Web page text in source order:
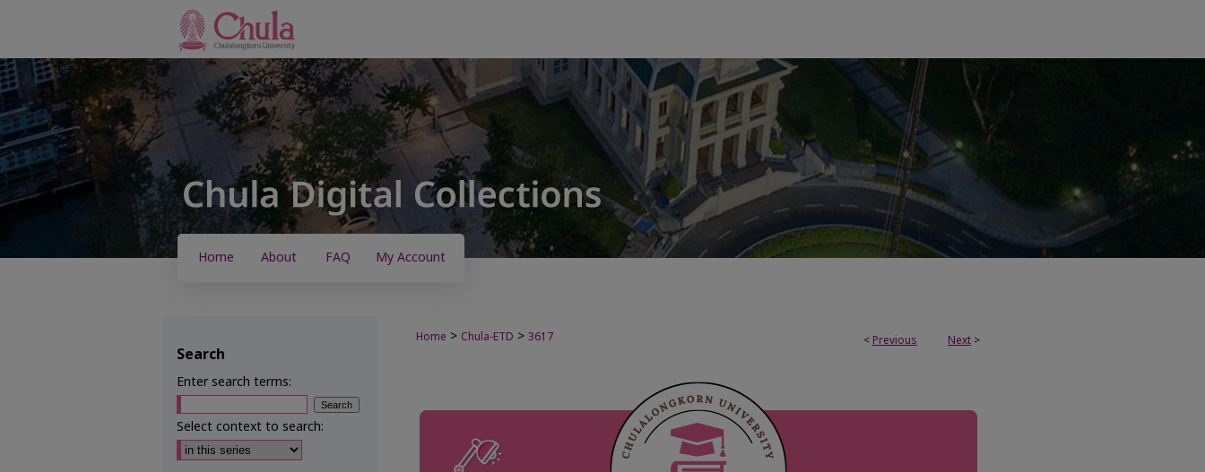
Home About FAQ My Account
< Previous Next >
Home > Chula-ETD > 3617
Search
Enter search terms:
Select context to search: